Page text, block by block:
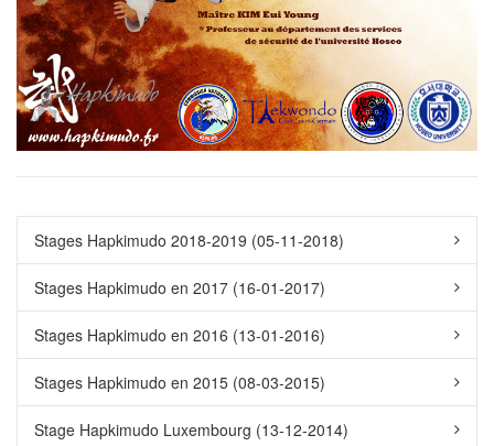
Stages Hapkimudo 2018-2019 (05-11-2018)
Stages Hapkimudo en 2017 (16-01-2017)
Stages Hapkimudo en 2016 (13-01-2016)
Stages Hapkimudo en 2015 (08-03-2015)
Stage Hapkimudo Luxembourg (13-12-2014)